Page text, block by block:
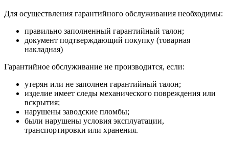
Для осуществления гарантийного обслуживания необходимы:
правильно заполненный гарантийный талон;
документ подтверждающий покупку (товарная
накладная)
Гарантийное обслуживание не производится, если:
утерян или не заполнен гарантийный талон;
изделие имеет следы механического повреждения или
вскрытия;
нарушены заводские пломбы;
были нарушены условия эксплуатации,
транспортировки или хранения.